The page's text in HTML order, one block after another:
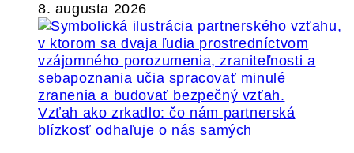
8. augusta 2026
Vzťah ako zrkadlo: čo nám partnerská
blízkosť odhaľuje o nás samých